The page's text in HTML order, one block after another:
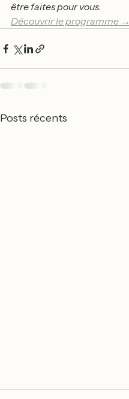
être faites pour vous.
Découvrir le programme →
Posts récents